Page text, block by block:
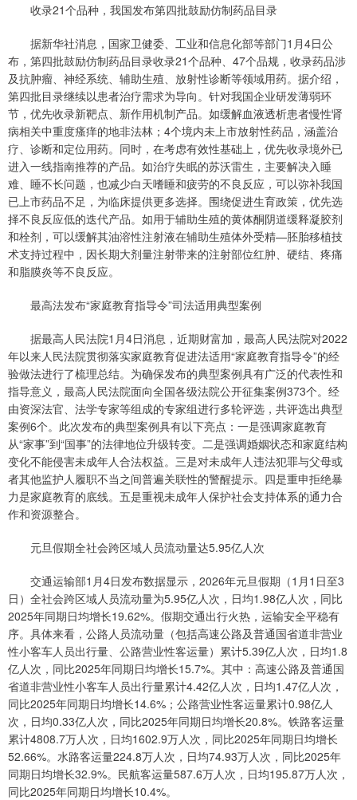
收录21个品种，我国发布第四批鼓励仿制药品目录
据新华社消息，国家卫健委、工业和信息化部等部门1月4日公
布，第四批鼓励仿制药品目录收录21个品种、47个品规，收录药品涉
及抗肿瘤、神经系统、辅助生殖、放射性诊断等领域用药。据介绍，
第四批目录继续以患者治疗需求为导向。针对我国企业研发薄弱环
节，优先收录新靶点、新作用机制产品。如缓解血液透析患者慢性肾
病相关中重度瘙痒的地非法林；4个境内未上市放射性药品，涵盖治
疗、诊断和定位用药。同时，在考虑有效性基础上，优先收录境外已
进入一线指南推荐的产品。如治疗失眠的苏沃雷生，主要解决入睡
难、睡不长问题，也减少白天嗜睡和疲劳的不良反应，可以弥补我国
已上市药品不足，为临床提供更多选择。围绕促进生育政策，优先选
择不良反应低的迭代产品。如用于辅助生殖的黄体酮阴道缓释凝胶剂
和栓剂，可以缓解其油溶性注射液在辅助生殖体外受精—胚胎移植技
术支持过程中，因长期大剂量注射带来的注射部位红肿、硬结、疼痛
和脂膜炎等不良反应。
最高法发布“家庭教育指导令”司法适用典型案例
据最高人民法院1月4日消息，近期财富加，最高人民法院对2022
年以来人民法院贯彻落实家庭教育促进法适用“家庭教育指导令”的经
验做法进行了梳理总结。为确保发布的典型案例具有广泛的代表性和
指导意义，最高人民法院面向全国各级法院公开征集案例373个。经
由资深法官、法学专家等组成的专家组进行多轮评选，共评选出典型
案例6个。此次发布的典型案例具有以下亮点：一是强调家庭教育
从“家事”到“国事”的法律地位升级转变。二是强调婚姻状态和家庭结构
变化不能侵害未成年人合法权益。三是对未成年人违法犯罪与父母或
者其他监护人履职不当之间普遍关联性的警醒提示。四是重申拒绝暴
力是家庭教育的底线。五是重视未成年人保护社会支持体系的通力合
作和资源整合。
元旦假期全社会跨区域人员流动量达5.95亿人次
交通运输部1月4日发布数据显示，2026年元旦假期（1月1日至3
日）全社会跨区域人员流动量为5.95亿人次，日均1.98亿人次，同比
2025年同期日均增长19.62%。假期交通出行火热，运输安全平稳有
序。具体来看，公路人员流动量（包括高速公路及普通国省道非营业
性小客车人员出行量、公路营业性客运量）累计5.39亿人次，日均1.8
亿人次，同比2025年同期日均增长15.7%。其中：高速公路及普通国
省道非营业性小客车人员出行量累计4.42亿人次，日均1.47亿人次，
同比2025年同期日均增长14.6%；公路营业性客运量累计0.98亿人
次，日均0.33亿人次，同比2025年同期日均增长20.8%。铁路客运量
累计4808.7万人次，日均1602.9万人次，同比2025年同期日均增长
52.66%。水路客运量224.8万人次，日均74.93万人次，同比2025年
同期日均增长32.9%。民航客运量587.6万人次，日均195.87万人次，
同比2025年同期日均增长10.4%。